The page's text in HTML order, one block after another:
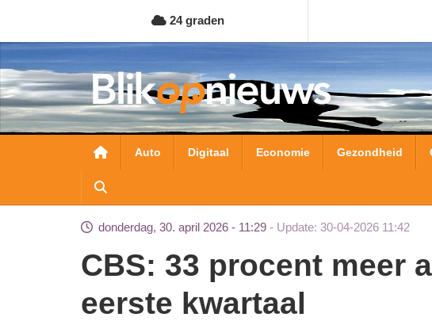
naar
de
inhoud
gaan
24 graden
Hoofdnavigatie
Auto Digitaal Economie Gezondheid
donderdag, 30. april 2026 - 11:29 Update: 30-04-2026 11:42
CBS: 33 procent meer asielaanvragen in
eerste kwartaal